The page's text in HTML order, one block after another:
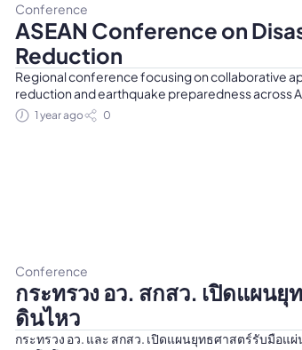
Conference
ASEAN Conference on
Reduction
Regional conference focusing on collaborative
reduction and earthquake preparedness across
1 year ago 0
Conference
กระทรวง อว. สกสว. เปิดแผน
ดินไหว
กระทรวง อว. และ สกสว. เปิดแผนยุทธศาสตร์รับมือแ